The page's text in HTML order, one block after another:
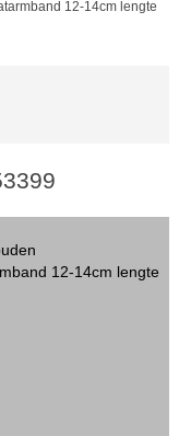
12-14cm lengte